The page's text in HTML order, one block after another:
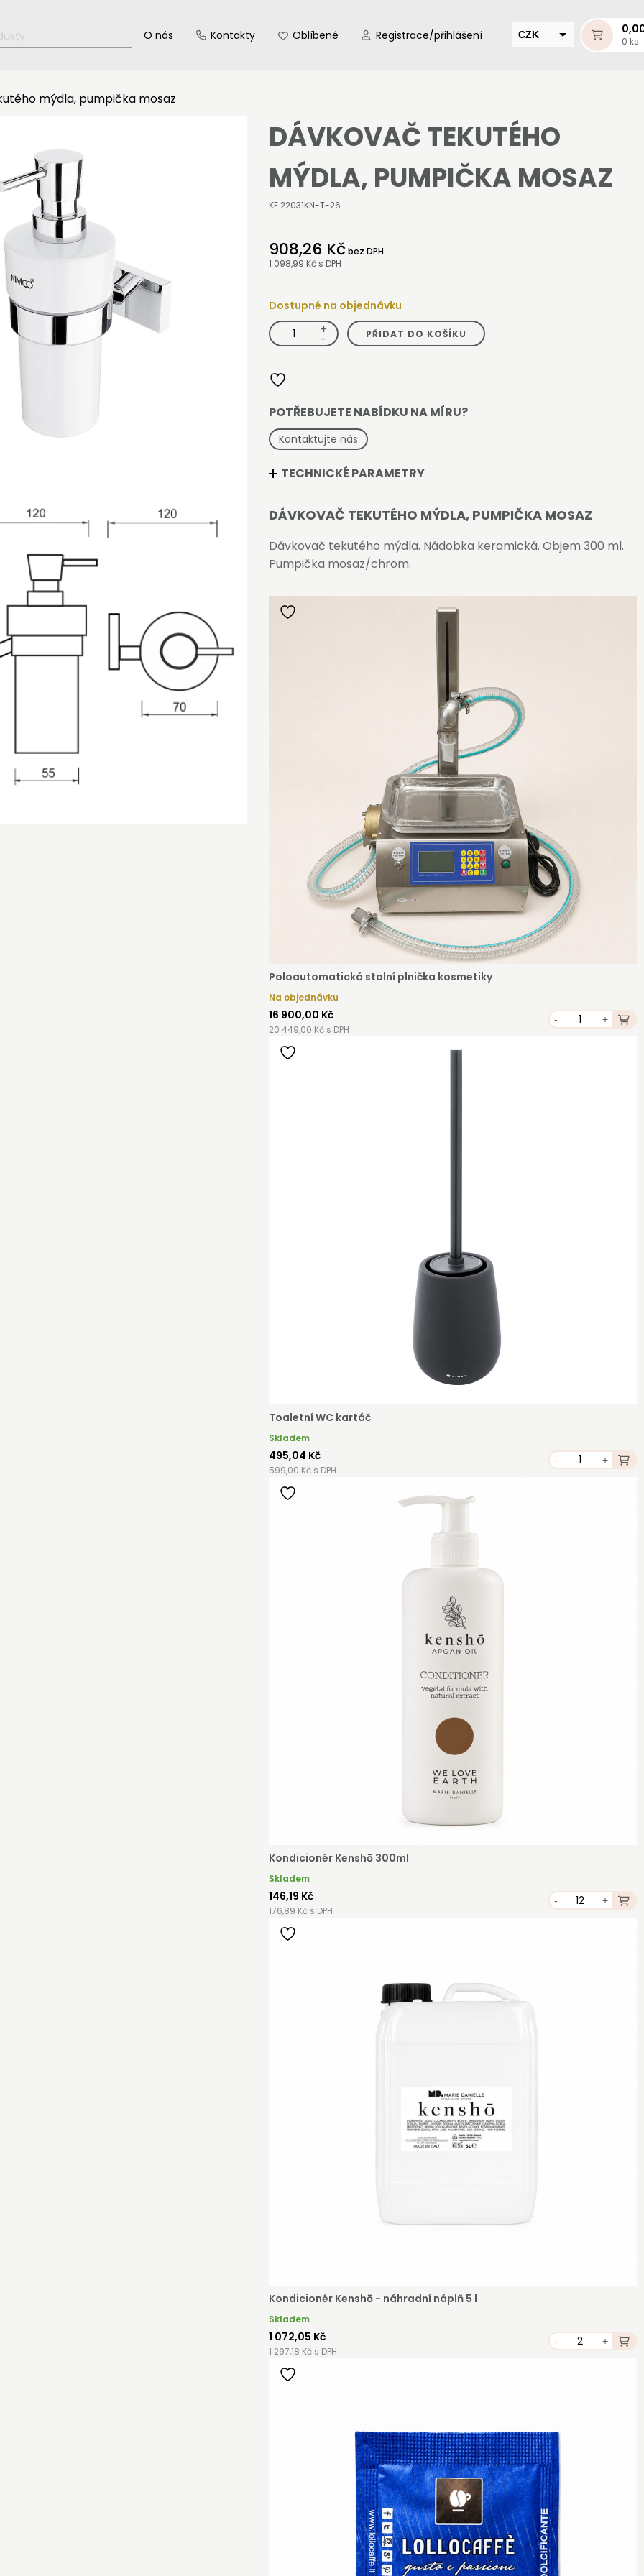
O nás Kontakty Oblíbené Registrace/přihlášení CZK
0 ks
mýdla, pumpička mosaz
DÁVKOVAČ TEKUTÉHO
MÝDLA, PUMPIČKA MOSAZ
KE 22031KN-T-26
908,26 Kčbez DPH
1 098,99 Kč s DPH
Dostupné na objednávku
Dávkovač
tekutého
mýdla,
množství
+
- PŘIDAT DO KOŠÍKU
POTŘEBUJETE NABÍDKU NA MÍRU?
Kontaktujte nás
TECHNICKÉ PARAMETRY
DÁVKOVAČ TEKUTÉHO MÝDLA, PUMPIČKA MOSAZ
Dávkovač tekutého mýdla. Nádobka keramická. Objem 300 ml.
Pumpička mosaz/chrom.
Poloautomatická stolní plnička kosmetiky
Na objednávku
16 900,00 Kč
20 449,00 Kč s DPH
- +
Toaletní WC kartáč
Skladem
495,04 Kč
599,00 Kč s DPH
- +
Kondicionér Kenshō 300ml
Skladem
146,19 Kč
176,89 Kč s DPH
- +
Kondicionér Kenshō - náhradní náplň 5 l
Skladem
1 072,05 Kč
1 297,18 Kč s DPH
- +